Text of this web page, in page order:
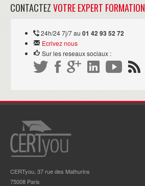
CONTACTEZVOTRE EXPERT FORMATION
24h/24 7j/7 au 01 42 93 52 72
Ecrivez nous
Sur les reseaux sociaux :
CERTyou, 37 rue des Mathurins
75008 Paris